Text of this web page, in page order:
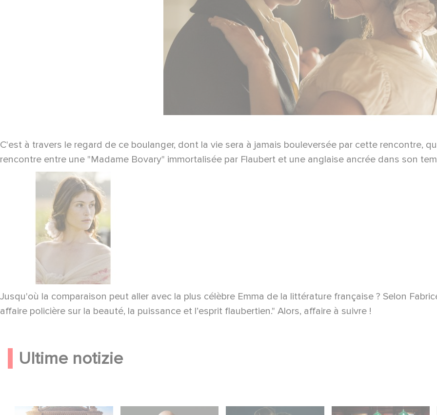
C'est à travers le regard de ce boulanger, dont la vie sera à jamais bouleversée par cette rencontre,
rencontre entre une "Madame Bovary" immortalisée par Flaubert et une anglaise ancrée dans son
Jusqu'où la comparaison peut aller avec la plus célèbre Emma de la littérature française ? Selon
affaire policière sur la beauté, la puissance et l’esprit flaubertien." Alors, affaire à suivre !
Ultime notizie